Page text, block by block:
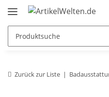
Zurück zur Liste